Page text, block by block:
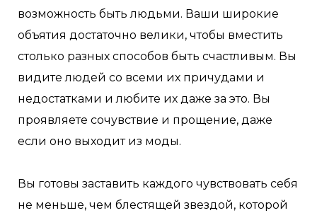
возможность быть людьми. Ваши широкие
объятия достаточно велики, чтобы вместить
столько разных способов быть счастливым. Вы
видите людей со всеми их причудами и
недостатками и любите их даже за это. Вы
проявляете сочувствие и прощение, даже
если оно выходит из моды.
Вы готовы заставить каждого чувствовать себя
не меньше, чем блестящей звездой, которой